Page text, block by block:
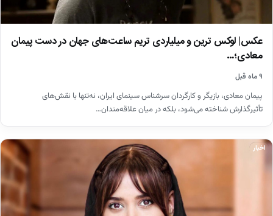
عکس| لوکس ترین و میلیاردی تریم ساعت‌های جهان در دست پیمان
معادی؛…
۹ ماه قبل
پیمان معادی، بازیگر و کارگردان سرشناس سینمای ایران، نه‌تنها با نقش‌های
تأثیرگذارش شناخته می‌شود، بلکه در میان علاقه‌مندان…
اخبار